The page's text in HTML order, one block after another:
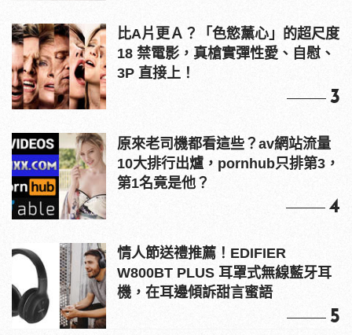
比A片更Ａ？「色慾薰心」的超尺度
18 禁電影，真槍實彈性愛、自慰、
3P 直接上！
3
原來老司機都看這些？av網站流量
10大排行出爐，pornhub只排第3，
第1名竟是他？
4
情人節送禮推薦！EDIFIER
W800BT PLUS 耳罩式無線藍牙耳
機，在耳邊傾訴甜言蜜語
5